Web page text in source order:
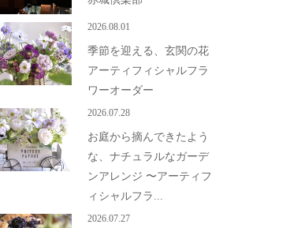
2026.08.01
季節を迎える、玄関の花
アーティフィシャルフラ
ワーオーダー
2026.07.28
お庭から摘んできたよう
な、ナチュラルなガーデ
ンアレンジ 〜アーティフ
ィシャルフラ...
2026.07.27